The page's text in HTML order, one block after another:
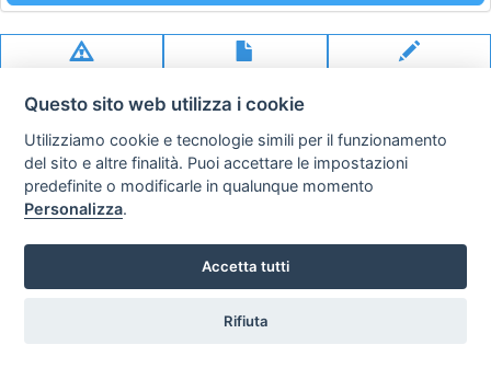
Preferenze cookie
Copyright © 2008
SVILUPPO TURISMO ITALIA S.r.L. unipersonale
P.IVA: 01665350433 - R.E.A. FM-195884 Via A. Costa, 2
63822 Porto San Giorgio (FM)
Questo sito web utilizza i cookie
Utilizziamo cookie e tecnologie simili per il funzionamento
del sito e altre finalità. Puoi accettare le impostazioni
predefinite o modificarle in qualunque momento
Personalizza.
Accetta tutti
Rifiuta